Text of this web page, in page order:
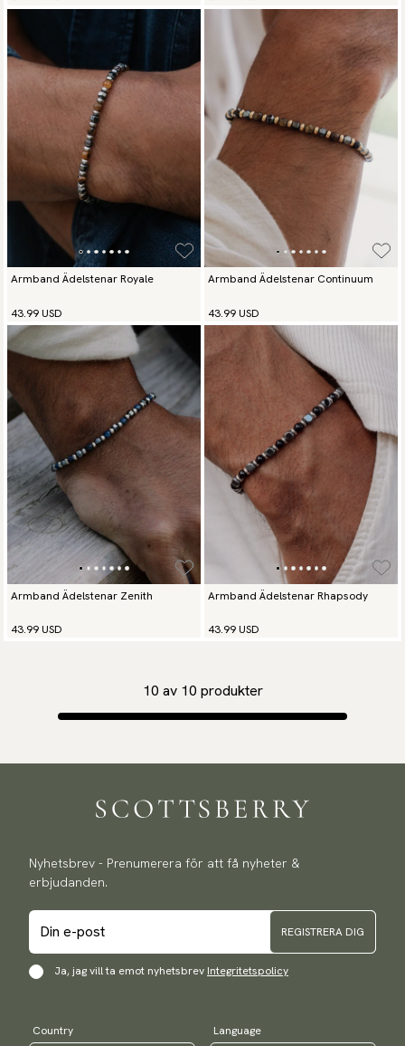
Armband Ädelstenar Royale
43.99 USD
Armband Ädelstenar Continuum
43.99 USD
Armband Ädelstenar Zenith
43.99 USD
Armband Ädelstenar Rhapsody
43.99 USD
10 av 10 produkter
Nyhetsbrev - Prenumerera för att få nyheter &
erbjudanden.
REGISTRERA DIG
Ja, jag vill ta emot nyhetsbrev Integritetspolicy
Country Language